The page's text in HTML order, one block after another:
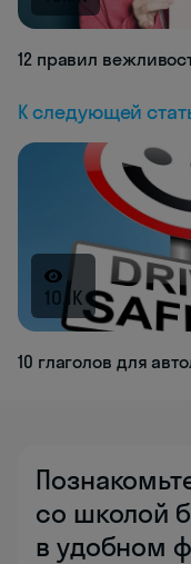
12 правил
К следующей
10.1K
10 глаголов для
со школой
в удобном